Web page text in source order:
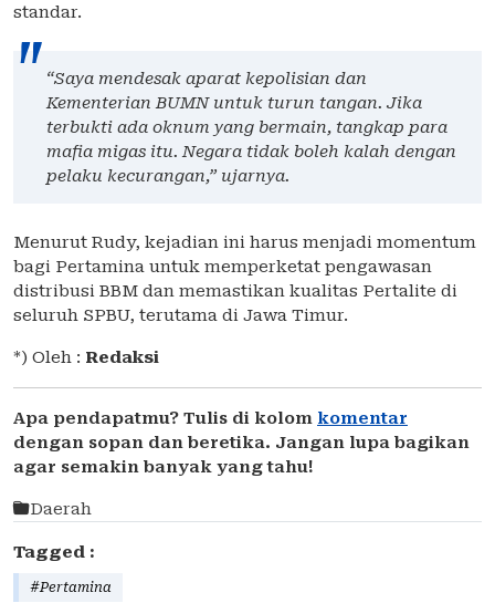
standar.
“Saya mendesak aparat kepolisian dan
Kementerian BUMN untuk turun tangan. Jika
terbukti ada oknum yang bermain, tangkap para
mafia migas itu. Negara tidak boleh kalah dengan
pelaku kecurangan,” ujarnya.
Menurut Rudy, kejadian ini harus menjadi momentum
bagi Pertamina untuk memperketat pengawasan
distribusi BBM dan memastikan kualitas Pertalite di
seluruh SPBU, terutama di Jawa Timur.
*) Oleh : Redaksi
Apa pendapatmu? Tulis di kolom komentar
dengan sopan dan beretika. Jangan lupa bagikan
agar semakin banyak yang tahu!
Daerah
Tagged :
#Pertamina